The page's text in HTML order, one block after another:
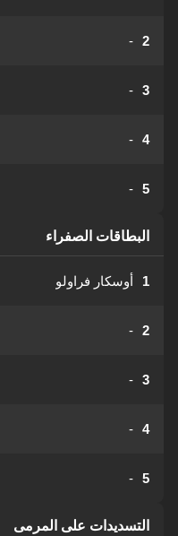
2
-
3
-
4
-
5
-
البطاقات الصفراء
1 أوسكار فراولو
2
-
3
-
4
-
5
-
التسديدات على المرمى